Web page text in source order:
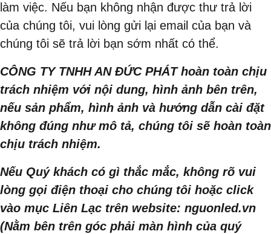
làm việc. Nếu bạn không nhận được thư trả lời
của chúng tôi, vui lòng gửi lại email của bạn và
chúng tôi sẽ trả lời bạn sớm nhất có thể.
CÔNG TY TNHH AN ĐỨC PHÁT hoàn toàn chịu
trách nhiệm với nội dung, hình ảnh bên trên,
nếu sản phẩm, hình ảnh và hướng dẫn cài đặt
không đúng như mô tả, chúng tôi sẽ hoàn toàn
chịu trách nhiệm.
Nếu Quý khách có gì thắc mắc, không rõ vui
lòng gọi điện thoại cho chúng tôi hoặc click
vào mục Liên Lạc trên website: nguonled.vn
(Nằm bên trên góc phải màn hình của quý